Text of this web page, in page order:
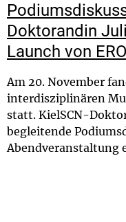
Doktorandin
Launch von
Am 20. November
interdisziplinären
statt. KielSCN-
begleitende
Abendveranstaltung